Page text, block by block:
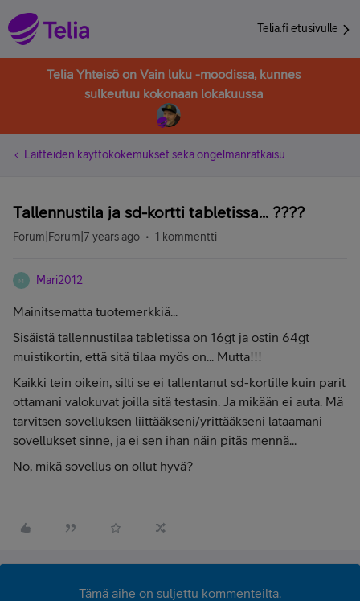
Telia.fi etusivulle
Telia Yhteisö on Vain luku -moodissa, kunnes
sulkeutuu kokonaan lokakuussa
Laitteiden käyttökokemukset sekä ongelmanratkaisu
Tallennustila ja sd-kortti tabletissa... ????
Forum|Forum|7 years ago 1 kommentti
M Mari2012
Mainitsematta tuotemerkkiä...
Sisäistä tallennustilaa tabletissa on 16gt ja ostin 64gt
muistikortin, että sitä tilaa myös on... Mutta!!!
Kaikki tein oikein, silti se ei tallentanut sd-kortille kuin parit
ottamani valokuvat joilla sitä testasin. Ja mikään ei auta. Mä
tarvitsen sovelluksen liittääkseni/yrittääkseni lataamani
sovellukset sinne, ja ei sen ihan näin pitäs mennä...
No, mikä sovellus on ollut hyvä?
Tämä aihe on suljettu kommenteilta.